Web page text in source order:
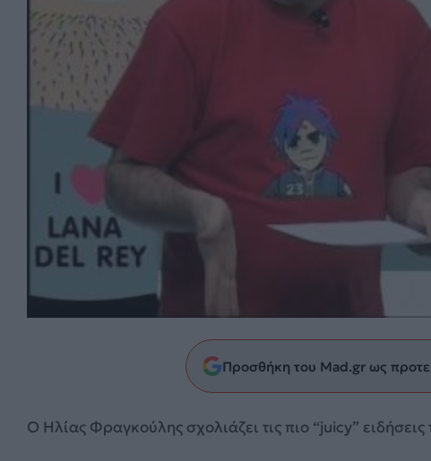
Προσθήκη του Mad.gr ως
Ο Ηλίας Φραγκούλης σχολιάζει τις πιο “juicy”